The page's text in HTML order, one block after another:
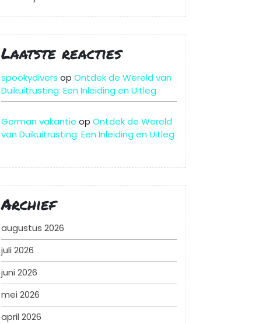
Laatste reacties
spookydivers op Ontdek de Wereld van
Duikuitrusting: Een Inleiding en Uitleg
German vakantie op Ontdek de Wereld
van Duikuitrusting: Een Inleiding en Uitleg
Archief
augustus 2026
juli 2026
juni 2026
mei 2026
april 2026